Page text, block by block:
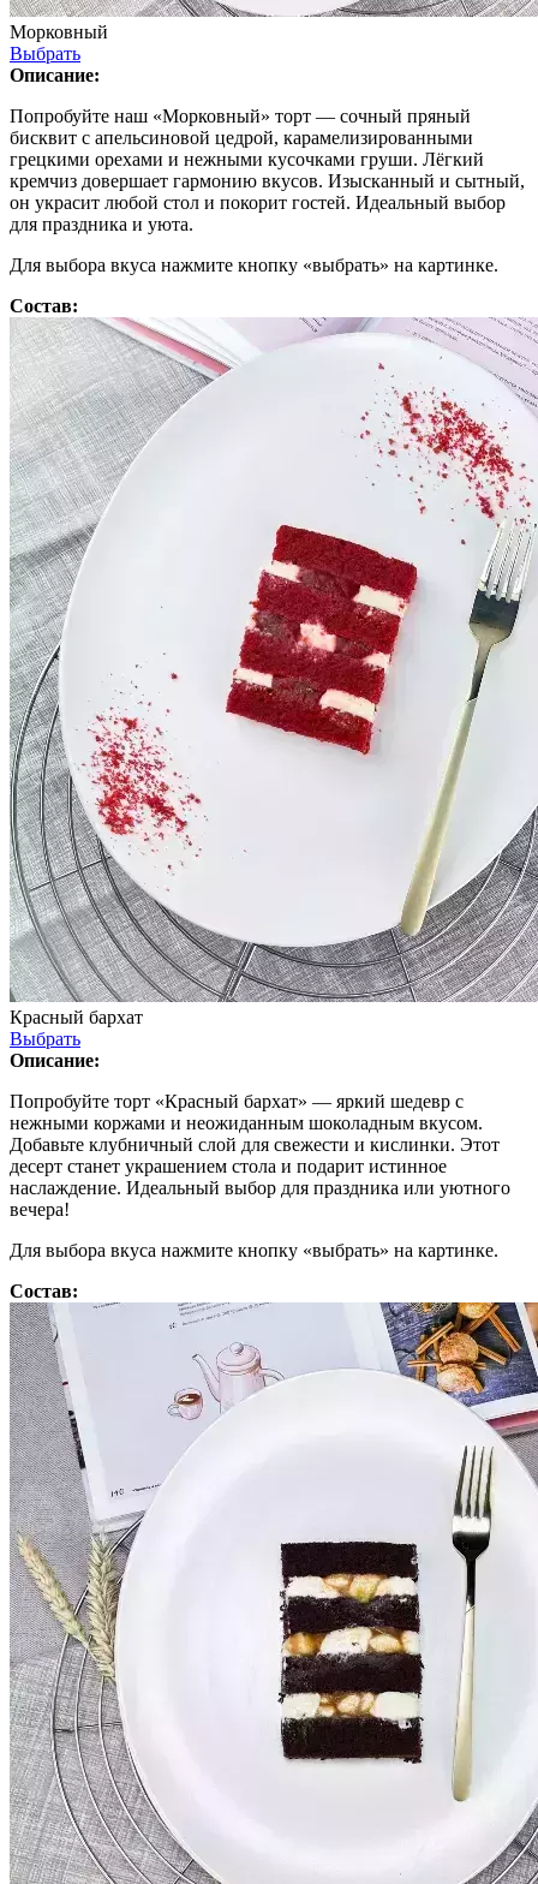
Морковный
Выбрать
Описание:
Попробуйте наш «Морковный» торт — сочный пряный
бисквит с апельсиновой цедрой, карамелизированными
грецкими орехами и нежными кусочками груши. Лёгкий
кремчиз довершает гармонию вкусов. Изысканный и сытный,
он украсит любой стол и покорит гостей. Идеальный выбор
для праздника и уюта.
Для выбора вкуса нажмите кнопку «выбрать» на картинке.
Состав:
Красный бархат
Выбрать
Описание:
Попробуйте торт «Красный бархат» — яркий шедевр с
нежными коржами и неожиданным шоколадным вкусом.
Добавьте клубничный слой для свежести и кислинки. Этот
десерт станет украшением стола и подарит истинное
наслаждение. Идеальный выбор для праздника или уютного
вечера!
Для выбора вкуса нажмите кнопку «выбрать» на картинке.
Состав: